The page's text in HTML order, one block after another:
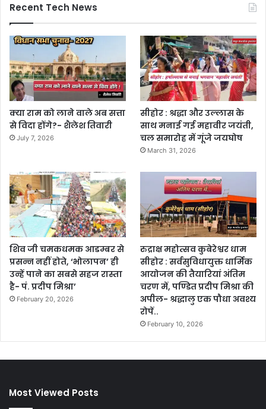
Recent Tech News
क्या राम को लाने वाले अब सत्ता
से विदा होंगे?- शैलेश तिवारी
July 7, 2026
सीहोर : श्रद्धा और उल्लास के
साथ मनाई गई महावीर जयंती,
चल समारोह में गूंजे जयघोष
March 31, 2026
शिव जी चमकधमक आडम्बर से
प्रसन्न नहीं होते, ‘भोलापन’ ही
उन्हें पाने का सबसे सहज रास्ता
है- पं. प्रदीप मिश्रा’
February 20, 2026
रुद्राक्ष महोत्सव कुबेरेश्वर धाम
सीहोर : सर्वसुविधायुक्त धार्मिक
आयोजन की तैयारियां अंतिम
चरण में, पण्डित प्रदीप मिश्रा की
अपील- श्रद्धालु एक पौधा अवश्य
रोपें..
February 10, 2026
Most Viewed Posts